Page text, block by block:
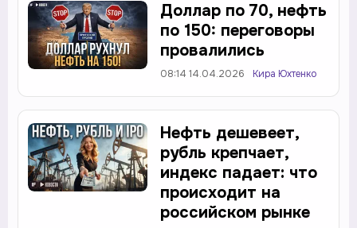
Доллар по 70, нефть
по 150: переговоры
провалились
08:14 14.04.2026 Кира Юхтенко
Нефть дешевеет,
рубль крепчает,
индекс падает: что
происходит на
российском рынке